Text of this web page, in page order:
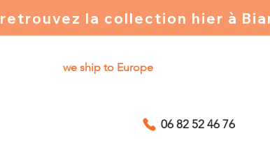
retrouvez la collection hier à
we ship to Europe
06 82 52 46 76